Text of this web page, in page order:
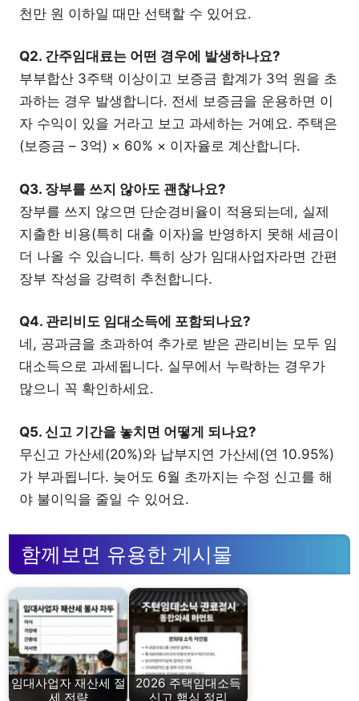
천만 원 이하일 때만 선택할 수 있어요.
Q2. 간주임대료는 어떤 경우에 발생하나요?
부부합산 3주택 이상이고 보증금 합계가 3억 원을 초
과하는 경우 발생합니다. 전세 보증금을 운용하면 이
자 수익이 있을 거라고 보고 과세하는 거예요. 주택은
(보증금 – 3억) × 60% × 이자율로 계산합니다.
Q3. 장부를 쓰지 않아도 괜찮나요?
장부를 쓰지 않으면 단순경비율이 적용되는데, 실제
지출한 비용(특히 대출 이자)을 반영하지 못해 세금이
더 나올 수 있습니다. 특히 상가 임대사업자라면 간편
장부 작성을 강력히 추천합니다.
Q4. 관리비도 임대소득에 포함되나요?
네, 공과금을 초과하여 추가로 받은 관리비는 모두 임
대소득으로 과세됩니다. 실무에서 누락하는 경우가
많으니 꼭 확인하세요.
Q5. 신고 기간을 놓치면 어떻게 되나요?
무신고 가산세(20%)와 납부지연 가산세(연 10.95%)
가 부과됩니다. 늦어도 6월 초까지는 수정 신고를 해
야 불이익을 줄일 수 있어요.
함께보면 유용한 게시물
임대사업자 재산세 절
세 전략
2026 주택임대소득
신고 핵심 정리